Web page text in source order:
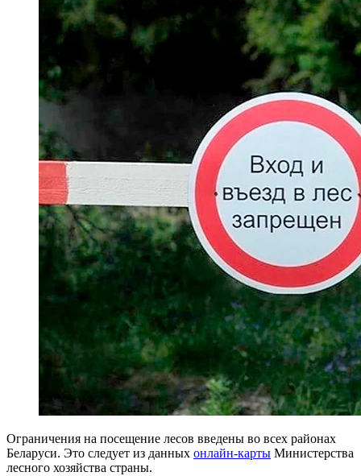
Ограничения на посещение лесов введены во всех районах
Беларуси. Это следует из данных онлайн-карты Министерства
лесного хозяйства страны.